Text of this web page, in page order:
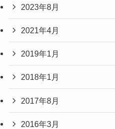
2023年8月
2021年4月
2019年1月
2018年1月
2017年8月
2016年3月